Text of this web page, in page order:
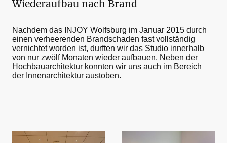
Wiederaufbau nach Brand
Nachdem das INJOY Wolfsburg im Januar 2015 durch
einen verheerenden Brandschaden fast vollständig
vernichtet worden ist, durften wir das Studio innerhalb
von nur zwölf Monaten wieder aufbauen. Neben der
Hochbauarchitektur konnten wir uns auch im Bereich
der Innenarchitektur austoben.